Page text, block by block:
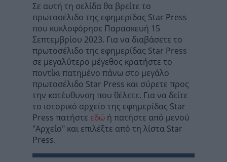
Σε αυτή τη σελίδα θα βρείτε το
πρωτοσέλιδο της εφημερίδας Star Press
που κυκλοφόρησε Παρασκευή 15
Σεπτεμβρίου 2023. Για να διαβάσετε το
πρωτοσέλιδο της εφημερίδας Star Press
σε μεγαλύτερο μέγεθος κρατήστε το
ποντίκι πατημένο πάνω στο μεγάλο
πρωτοσέλιδο Star Press και σύρετε προς
την κατέυθυνση που θέλετε. Για να δείτε
το ιστορικό αρχείο της εφημερίδας Star
Press πατήστε εδώ ή πατήστε από μενού
"Αρχείο" και επιλέξτε από τη λίστα Star
Press.